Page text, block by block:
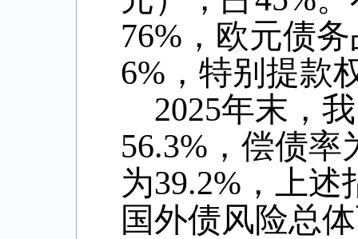
76% ，欧元债
6% ，特别提款
2025年末，
56.3% ，偿债率
为39.2% ，上
国外债风险总